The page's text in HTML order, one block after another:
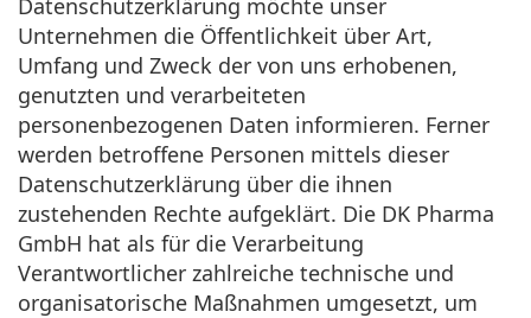
Datenschutzerklärung möchte unser
Unternehmen die Öffentlichkeit über Art,
Umfang und Zweck der von uns erhobenen,
genutzten und verarbeiteten
personenbezogenen Daten informieren. Ferner
werden betroffene Personen mittels dieser
Datenschutzerklärung über die ihnen
zustehenden Rechte aufgeklärt. Die DK Pharma
GmbH hat als für die Verarbeitung
Verantwortlicher zahlreiche technische und
organisatorische Maßnahmen umgesetzt, um